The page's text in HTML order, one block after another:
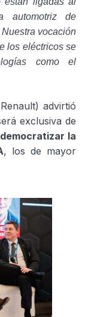
automotriz de
vocación
los eléctricos se
como el
advirtió
exclusiva de
democratizar la
, los de mayor